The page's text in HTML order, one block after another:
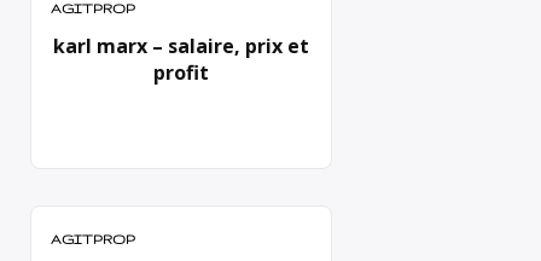
AGITPROP
karl marx – salaire, prix et
profit
AGITPROP